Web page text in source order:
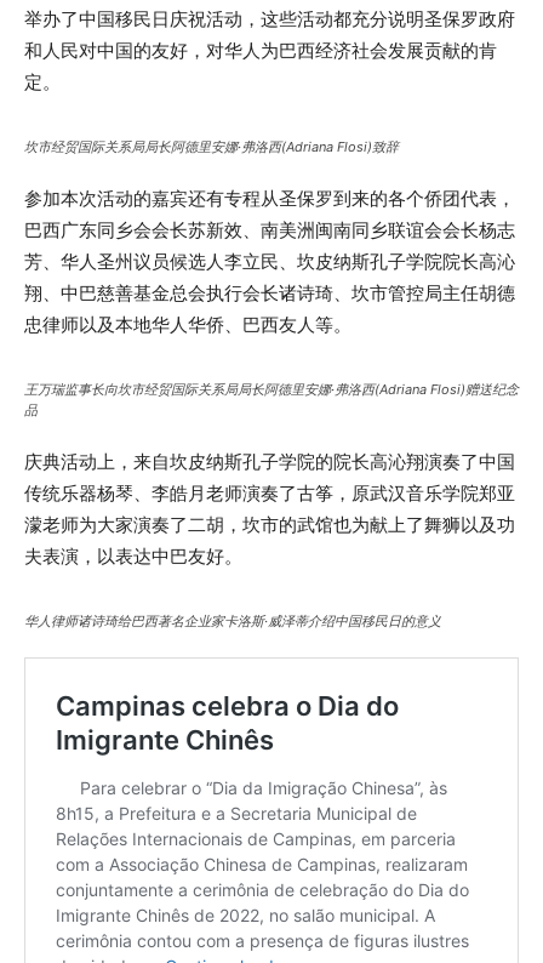
举办了中国移民日庆祝活动，这些活动都充分说明圣保罗政府
和人民对中国的友好，对华人为巴西经济社会发展贡献的肯
定。
坎市经贸国际关系局局长阿德里安娜·弗洛西(Adriana Flosi)致辞
参加本次活动的嘉宾还有专程从圣保罗到来的各个侨团代表，
巴西广东同乡会会长苏新效、南美洲闽南同乡联谊会会长杨志
芳、华人圣州议员候选人李立民、坎皮纳斯孔子学院院长高沁
翔、中巴慈善基金总会执行会长诸诗琦、坎市管控局主任胡德
忠律师以及本地华人华侨、巴西友人等。
王万瑞监事长向坎市经贸国际关系局局长阿德里安娜·弗洛西(Adriana Flosi)赠送纪念
品
庆典活动上，来自坎皮纳斯孔子学院的院长高沁翔演奏了中国
传统乐器杨琴、李皓月老师演奏了古筝，原武汉音乐学院郑亚
濛老师为大家演奏了二胡，坎市的武馆也为献上了舞狮以及功
夫表演，以表达中巴友好。
华人律师诸诗琦给巴西著名企业家卡洛斯·威泽蒂介绍中国移民日的意义